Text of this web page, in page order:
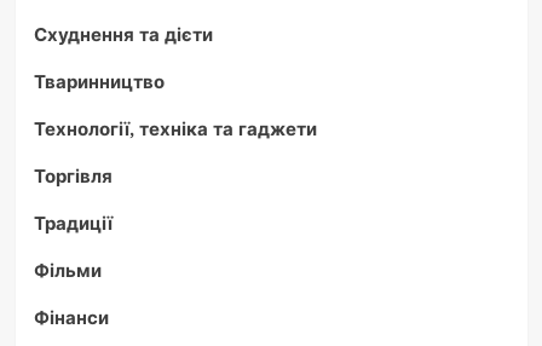
Схуднення та дієти
Тваринництво
Технології, техніка та гаджети
Торгівля
Традиції
Фільми
Фінанси